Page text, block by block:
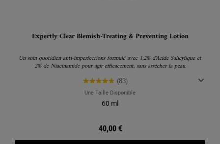
Expertly Clear Blemish-Treating & Preventing Lotion
Un soin quotidien anti-imperfections formulé avec 1,2% d'Acide Salicylique et
2% de Niacinamide pour agir efficacement, sans assécher la peau.
(83)
Une Taille Disponible
60 ml
40,00 €